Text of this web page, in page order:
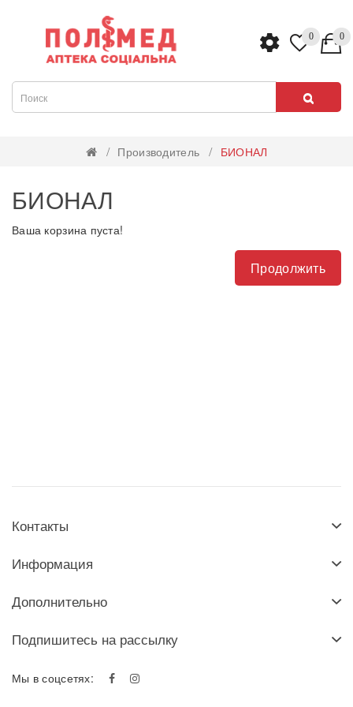
0 0
Производитель БИОНАЛ
БИОНАЛ
Ваша корзина пуста!
Продолжить
Контакты
Информация
Дополнительно
Подпишитесь на рассылку
Мы в соцсетях: